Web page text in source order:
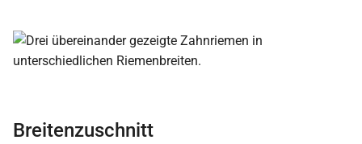
Breitenzuschnitt